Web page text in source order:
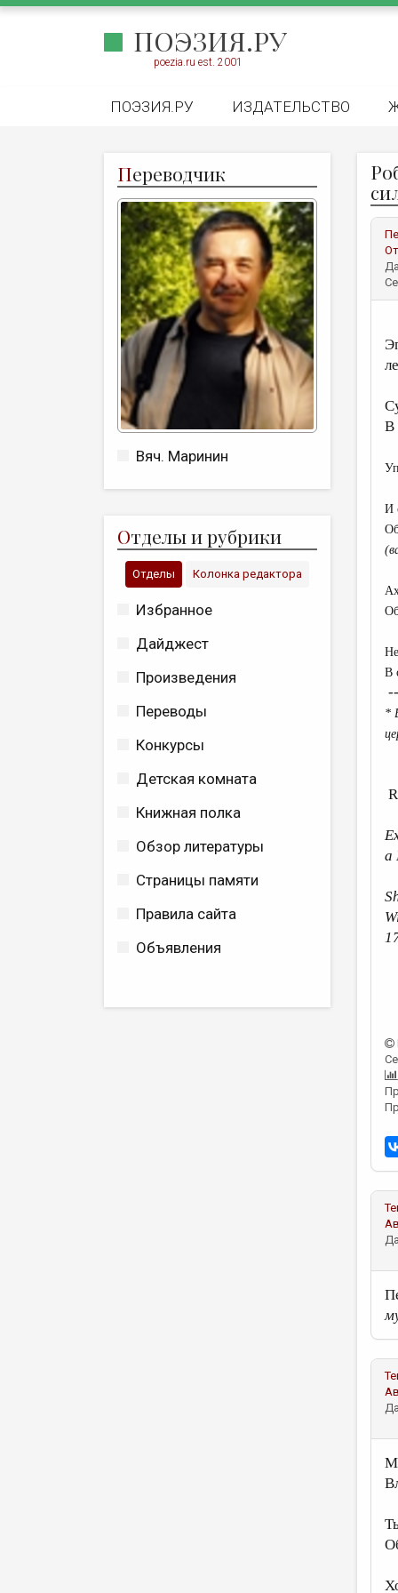
ПОЭЗИЯ.РУ
poezia.ru est. 2001
ПОЭЗИЯ.РУ ИЗДАТЕЛЬСТВО
Переводчик
Вяч. Маринин
Отделы и рубрики
Отделы Колонка редактора
Избранное
Дайджест
Произведения
Переводы
Конкурсы
Детская комната
Книжная полка
Обзор литературы
Страницы памяти
Правила сайта
Объявления
В
И
В
*
a